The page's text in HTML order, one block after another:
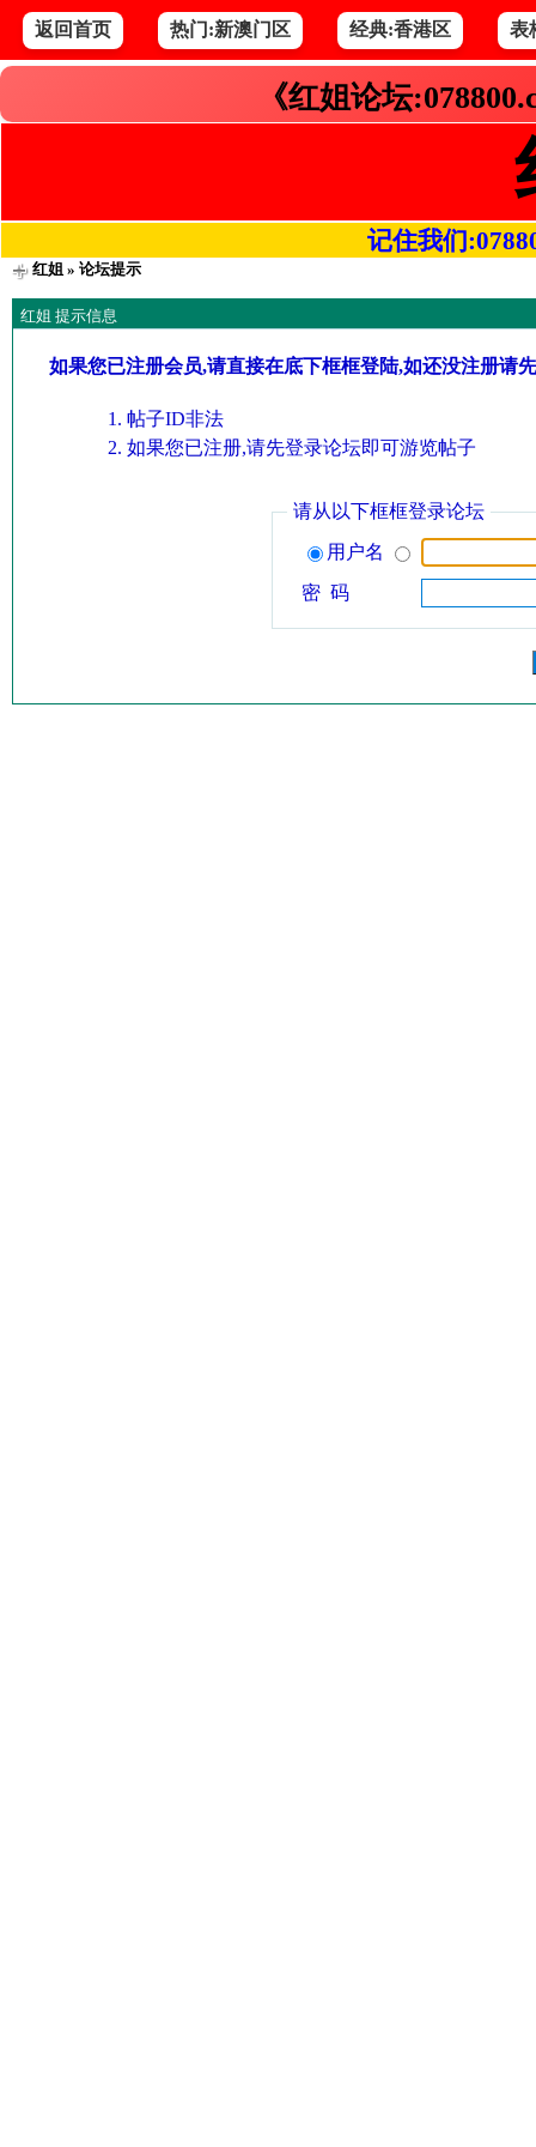
返回首页 热门:新澳门区 经典:香港区 表
《红姐论坛
记住我们
红姐» 论坛提示
红姐 提示信息
如果您已注册会员,请直接在底下框框登陆,如还没注册请
帖子ID非法
如果您已注册,请先登录论坛即可游览帖子
请从以下框框登录论坛
用户名
密 码